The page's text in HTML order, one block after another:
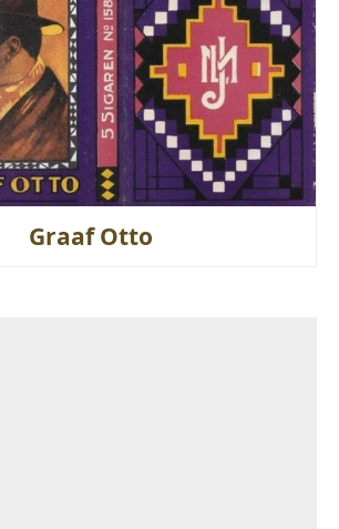
Graaf Otto